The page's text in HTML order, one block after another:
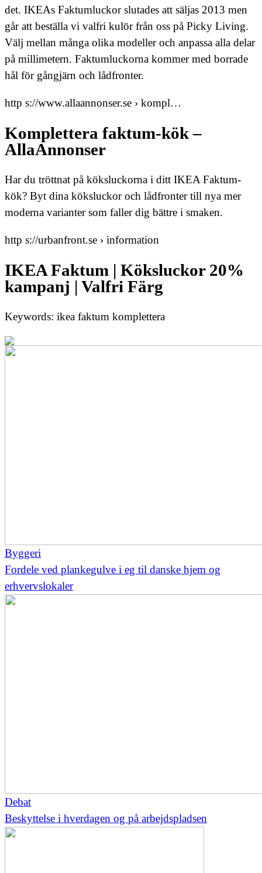
det. IKEAs Faktumluckor slutades att säljas 2013 men
går att beställa vi valfri kulör från oss på Picky Living.
Välj mellan många olika modeller och anpassa alla delar
på millimetern. Faktumluckorna kommer med borrade
hål för gångjärn och lådfronter.
http s://www.allaannonser.se › kompl…
Komplettera faktum-kök –
AllaAnnonser
Har du tröttnat på köksluckorna i ditt IKEA Faktum-
kök? Byt dina köksluckor och lådfronter till nya mer
moderna varianter som faller dig bättre i smaken.
http s://urbanfront.se › information
IKEA Faktum | Köksluckor 20%
kampanj | Valfri Färg
Keywords: ikea faktum komplettera
Byggeri
Fordele ved plankegulve i eg til danske hjem og
erhvervslokaler
Debat
Beskyttelse i hverdagen og på arbejdspladsen